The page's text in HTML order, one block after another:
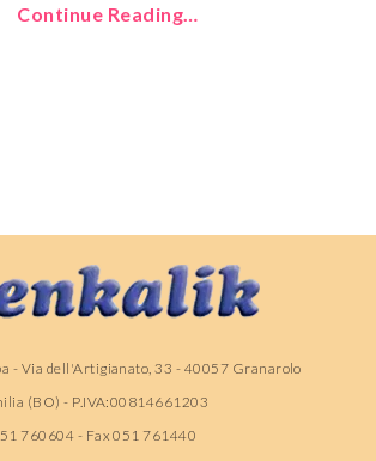
Continue Reading…
- Via dell'Artigianato, 33 - 40057 Granarolo
(BO) - P.IVA:00814661203
760604 - Fax 051 761440